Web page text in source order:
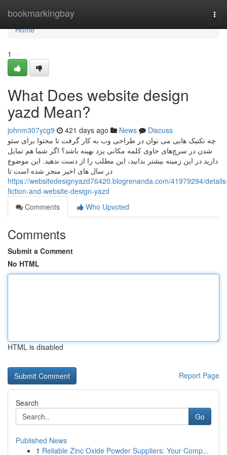
bookmarkingbay
Home
Home
1
What Does website design
yazd Mean?
johnm307ycg9 421 days ago News
Discuss
چه تکنیک هایی می توان در طراحی وب به کار گرفت تا محتوا برای سئو
شدن در سرچ‌های حاوی کلمه مکانی یزد بهینه باشد؟ اگر شما هم تمایل
دارید در این زمینه بیشتر بدانید، این مطلب را از دست ندهید. این موضوع
در سال های اخیر منجر شده است تا
https://websitedesignyazd76420.blogrenanda.com/41979294/
fiction-and-website-design-yazd
Comments
Who Upvoted
Comments
Submit a Comment
No HTML
HTML is disabled
Report Page
Search
Go
Published News
1 Reliable Zinc Oxide Powder Suppliers: Your Comp...